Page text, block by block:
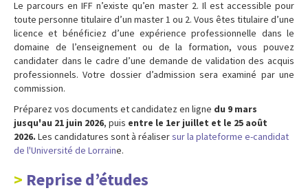
Le parcours en IFF n’existe qu’en master 2. Il est accessible pour
toute personne titulaire d’un master 1 ou 2. Vous êtes titulaire d’une
licence et bénéficiez d’une expérience professionnelle dans le
domaine de l’enseignement ou de la formation, vous pouvez
candidater dans le cadre d’une demande de validation des acquis
professionnels. Votre dossier d’admission sera examiné par une
commission.
Préparez vos documents et candidatez en ligne du 9 mars
jusqu'au 21 juin 2026, puis entre le 1er juillet et le 25 août
2026. Les candidatures sont à réalisersur la plateforme e-candidat
de l'Université de Lorraine.
Reprise d’études